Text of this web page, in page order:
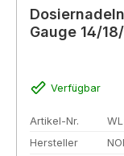
Gauge 14/
Verfügbar
Artikel-Nr.
Hersteller